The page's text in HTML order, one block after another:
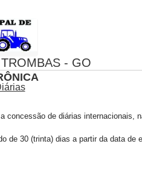
- GO
concessão de diárias internacionais,
de 30 (trinta) dias a partir da data de